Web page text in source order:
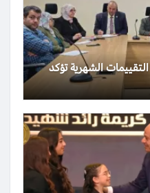
الشهرية تؤكد